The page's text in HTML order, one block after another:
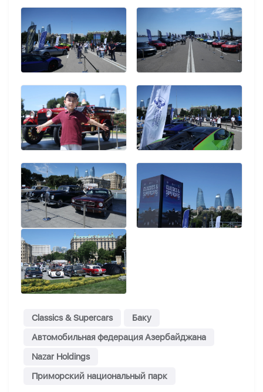
Classics & Supercars
Баку
Автомобильная федерация Азербайджана
Nazar Holdings
Приморский национальный парк